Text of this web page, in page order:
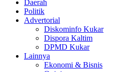
Daerah
Politik
Advertorial
Diskominfo Kukar
Dispora Kaltim
DPMD Kukar
Lainnya
Ekonomi & Bisnis